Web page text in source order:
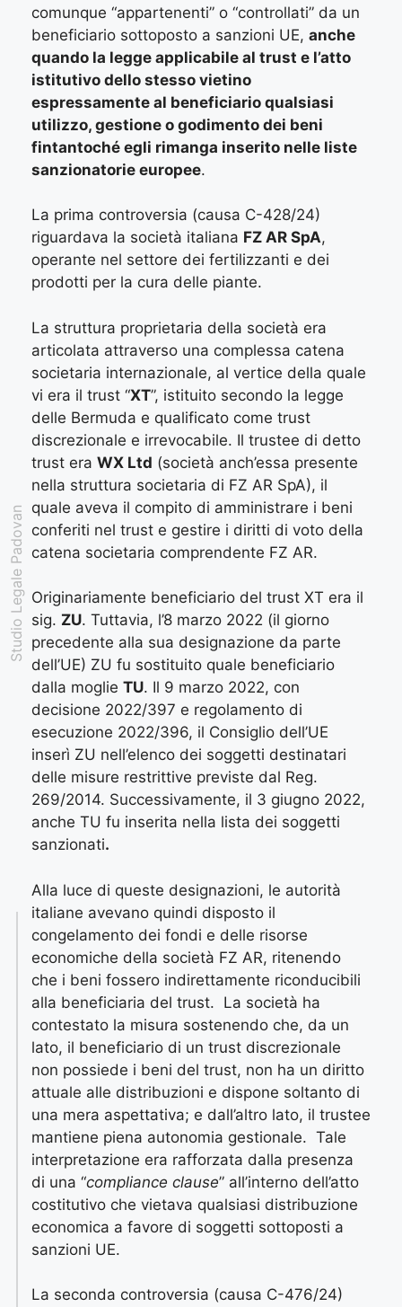
Studio Legale Padovan
comunque “appartenenti” o “controllati” da un
beneficiario sottoposto a sanzioni UE, anche
quando la legge applicabile al trust e l’atto
istitutivo dello stesso vietino
espressamente al beneficiario qualsiasi
utilizzo, gestione o godimento dei beni
fintantoché egli rimanga inserito nelle liste
sanzionatorie europee.
La prima controversia (causa C-428/24)
riguardava la società italiana FZ AR SpA,
operante nel settore dei fertilizzanti e dei
prodotti per la cura delle piante.
La struttura proprietaria della società era
articolata attraverso una complessa catena
societaria internazionale, al vertice della quale
vi era il trust “XT”, istituito secondo la legge
delle Bermuda e qualificato come trust
discrezionale e irrevocabile. Il trustee di detto
trust era WX Ltd (società anch’essa presente
nella struttura societaria di FZ AR SpA), il
quale aveva il compito di amministrare i beni
conferiti nel trust e gestire i diritti di voto della
catena societaria comprendente FZ AR.
Originariamente beneficiario del trust XT era il
sig. ZU. Tuttavia, l’8 marzo 2022 (il giorno
precedente alla sua designazione da parte
dell’UE) ZU fu sostituito quale beneficiario
dalla moglie TU. Il 9 marzo 2022, con
decisione 2022/397 e regolamento di
esecuzione 2022/396, il Consiglio dell’UE
inserì ZU nell’elenco dei soggetti destinatari
delle misure restrittive previste dal Reg.
269/2014. Successivamente, il 3 giugno 2022,
anche TU fu inserita nella lista dei soggetti
sanzionati.
Alla luce di queste designazioni, le autorità
italiane avevano quindi disposto il
congelamento dei fondi e delle risorse
economiche della società FZ AR, ritenendo
che i beni fossero indirettamente riconducibili
alla beneficiaria del trust. La società ha
contestato la misura sostenendo che, da un
lato, il beneficiario di un trust discrezionale
non possiede i beni del trust, non ha un diritto
attuale alle distribuzioni e dispone soltanto di
una mera aspettativa; e dall’altro lato, il trustee
mantiene piena autonomia gestionale. Tale
interpretazione era rafforzata dalla presenza
di una “compliance clause” all’interno dell’atto
costitutivo che vietava qualsiasi distribuzione
economica a favore di soggetti sottoposti a
sanzioni UE.
La seconda controversia (causa C-476/24)